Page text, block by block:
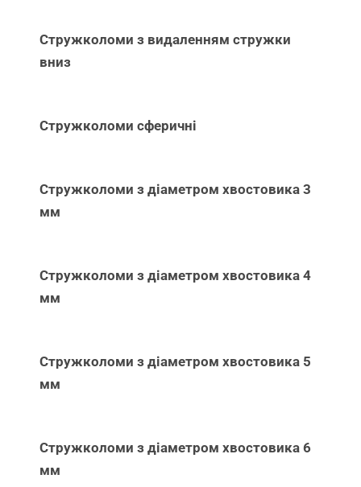
Стружколоми з видаленням стружки
вниз
Стружколоми сферичні
Стружколоми з діаметром хвостовика 3
мм
Стружколоми з діаметром хвостовика 4
мм
Стружколоми з діаметром хвостовика 5
мм
Стружколоми з діаметром хвостовика 6
мм